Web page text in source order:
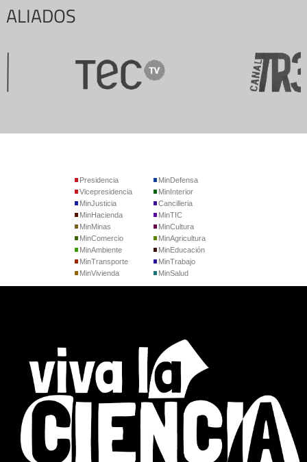
ALIADOS
Presidencia
Vicepresidencia
MinJusticia
MinDefensa
MinInterior
Cancilleria
MinHacienda
MinMinas
MinComercio
MinTIC
MinCultura
MinAgricultura
MinAmbiente
MinTransporte
MinVivienda
MinEducación
MinTrabajo
MinSalud